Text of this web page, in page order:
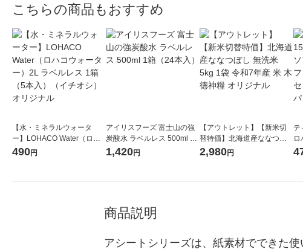
こちらの商品もおすすめ
【水・ミネラルウォータ
ー】LOHACO Water（ロハ
コウォーター）2L ラベルレ
490円
アイリスフーズ 富士山の強
炭酸水 ラベルレス 500ml 1
箱（24本入）
1,420円
【アウトレット】【新米切
替特価】北海道産ななつぼ
し 無洗米 5kg 1袋 令和7年産
米 木徳神糧 オリジナル
2,980円
テ
ロ
ッ
商品説明
アシートシリーズは、紙素材でできた